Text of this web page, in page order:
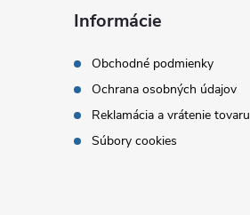
Informácie
Obchodné podmienky
Ochrana osobných údajov
Reklamácia a vrátenie tovaru
Súbory cookies